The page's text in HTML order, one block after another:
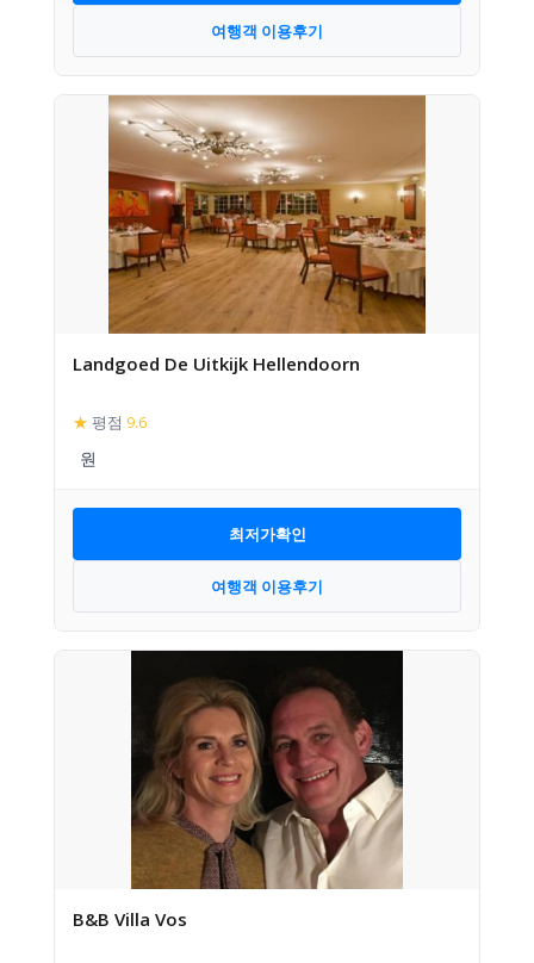
여행객 이용후기
Landgoed De Uitkijk Hellendoorn
★ 평점 9.6
최저가확인
여행객 이용후기
B&B Villa Vos